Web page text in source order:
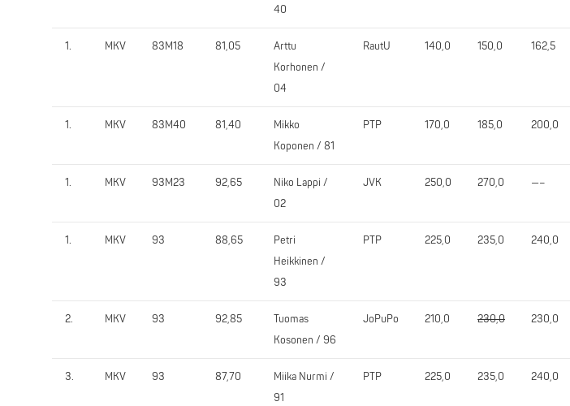
40
1. MKV 83M18 81,05
Arttu
Korhonen /
04
RautU 140,0 150,0 162,5
1. MKV 83M40 81,40
Mikko
Koponen / 81
PTP 170,0 185,0 200,0
1. MKV 93M23 92,65
Niko Lappi /
02
JVK 250,0 270,0 —–
1. MKV 93 88,65
Petri
Heikkinen /
93
PTP 225,0 235,0 240,0
2. MKV 93 92,85
Tuomas
Kosonen / 96
JoPuPo 210,0 230,0 230,0
3. MKV 93 87,70
Miika Nurmi /
91
PTP 225,0 235,0 240,0